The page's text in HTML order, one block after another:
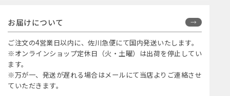
お届けについて
ご注文の4営業日以内に、佐川急便にて国内発送いたします。
※オンラインショップ定休日（火・土曜）は出荷を停止してい
ます。
※万が一、発送が遅れる場合はメールにて当店よりご連絡させ
ていただきます。